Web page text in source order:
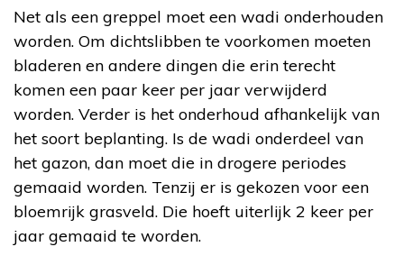
Net als een greppel moet een wadi onderhouden
worden. Om dichtslibben te voorkomen moeten
bladeren en andere dingen die erin terecht
komen een paar keer per jaar verwijderd
worden. Verder is het onderhoud afhankelijk van
het soort beplanting. Is de wadi onderdeel van
het gazon, dan moet die in drogere periodes
gemaaid worden. Tenzij er is gekozen voor een
bloemrijk grasveld. Die hoeft uiterlijk 2 keer per
jaar gemaaid te worden.